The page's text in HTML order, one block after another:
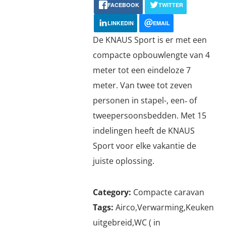
FACEBOOK TWITTER
LINKEDIN EMAIL
De KNAUS Sport is er met een
compacte opbouwlengte van 4
meter tot een eindeloze 7
meter. Van twee tot zeven
personen in stapel-, een‐ of
tweepersoonsbedden. Met 15
indelingen heeft de KNAUS
Sport voor elke vakantie de
juiste oplossing.
Category: Compacte caravan
Tags: Airco,Verwarming,Keuken
uitgebreid,WC ( in